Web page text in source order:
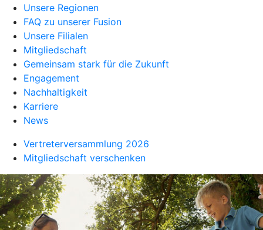
Unsere Regionen
FAQ zu unserer Fusion
Unsere Filialen
Mitgliedschaft
Gemeinsam stark für die Zukunft
Engagement
Nachhaltigkeit
Karriere
News
Vertreterversammlung 2026
Mitgliedschaft verschenken